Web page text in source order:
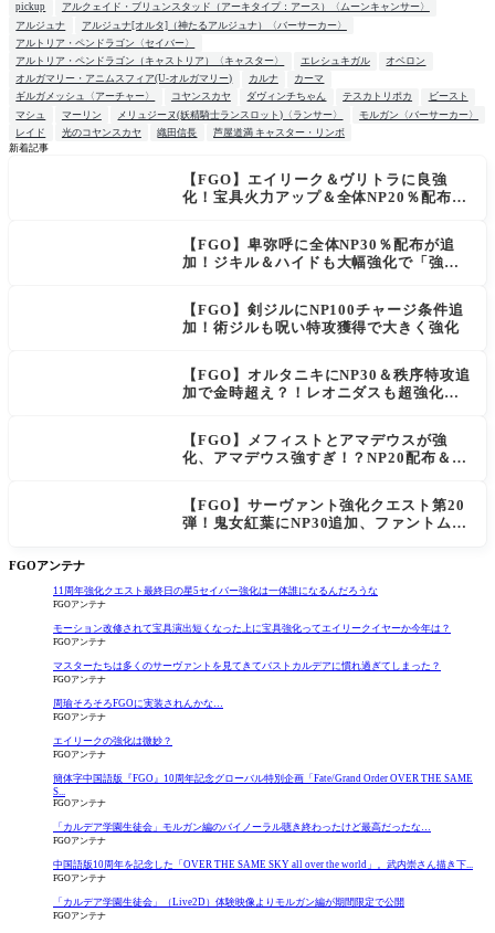
pickup
アルクェイド・ブリュンスタッド（アーキタイプ：アース）〈ムーンキャンサー〉
アルジュナ
アルジュナ[オルタ]（神たるアルジュナ）〈バーサーカー〉
アルトリア・ペンドラゴン〈セイバー〉
アルトリア・ペンドラゴン（キャストリア）〈キャスター〉
エレシュキガル
オベロン
オルガマリー・アニムスフィア(U-オルガマリー)
カルナ
カーマ
ギルガメッシュ〈アーチャー〉
コヤンスカヤ ダヴィンチちゃん テスカトリポカ
ビースト
マシュ
マーリン メリュジーヌ(妖精騎士ランスロット)〈ランサー〉
モルガン〈バーサーカー〉
レイド
光のコヤンスカヤ 織田信長
芦屋道満 キャスター・リンボ
新着記事
【FGO】エイリーク＆ヴリトラに良強
化！宝具火力アップ＆全体NP20％配布で
【FGO】卑弥呼に全体NP30％配布が追
加！ジキル＆ハイドも大幅強化で「強す
【FGO】剣ジルにNP100チャージ条件追
加！術ジルも呪い特攻獲得で大きく強化
【FGO】オルタニキにNP30＆秩序特攻追
加で金時超え？！レオニダスも超強化で
【FGO】メフィストとアマデウスが強
化、アマデウス強すぎ！？NP20配布＆Ar
【FGO】サーヴァント強化クエスト第20
弾！鬼女紅葉にNP30追加、ファントムも
FGOアンテナ
11周年強化クエスト最終日の星5セイバー強化は一体誰になるんだろうな
FGOアンテナ
モーション改修されて宝具演出短くなった上に宝具強化ってエイリークイヤーか今年は？
FGOアンテナ
マスターたちは多くのサーヴァントを見てきてバストカルデアに慣れ過ぎてしまった？
FGOアンテナ
周瑜そろそろFGOに実装されんかな…
FGOアンテナ
エイリークの強化は微妙？
FGOアンテナ
簡体字中国語版『FGO』10周年記念グローバル特別企画「Fate/Grand Order OVER THE SAME
S...
FGOアンテナ
「カルデア学園生徒会」モルガン編のバイノーラル聴き終わったけど最高だったな…
FGOアンテナ
中国語版10周年を記念した「OVER THE SAME SKY all over the world」。武内崇さん描き下...
FGOアンテナ
「カルデア学園生徒会」（Live2D）体験映像よりモルガン編が期間限定で公開
FGOアンテナ